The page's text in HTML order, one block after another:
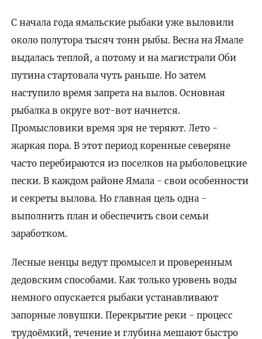
С начала года ямальские рыбаки уже выловили
около полутора тысяч тонн рыбы. Весна на Ямале
выдалась теплой, а потому и на магистрали Оби
путина стартовала чуть раньше. Но затем
наступило время запрета на вылов. Основная
рыбалка в округе вот-вот начнется.
Промысловики время зря не теряют. Лето -
жаркая пора. В этот период коренные северяне
часто перебираются из поселков на рыболовецкие
пески. В каждом районе Ямала - свои особенности
и секреты вылова. Но главная цель одна -
выполнить план и обеспечить свои семьи
заработком.
Лесные ненцы ведут промысел и проверенным
дедовским способами. Как только уровень воды
немного опускается рыбаки устанавливают
запорные ловушки. Перекрытие реки - процесс
трудоёмкий, течение и глубина мешают быстро